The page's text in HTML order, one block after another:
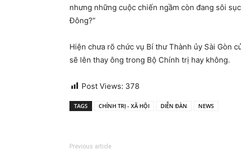
nhưng những cuộc chiến ngầm còn đang sôi
Đông?”
Hiện chưa rõ chức vụ Bí thư Thành ủy Sài Gòn
sẽ lên thay ông trong Bộ Chính trị hay không.
Post Views: 378
TAGS CHÍNH TRỊ - XÃ HỘI DIỄN ĐÀN NEWS
Previous article